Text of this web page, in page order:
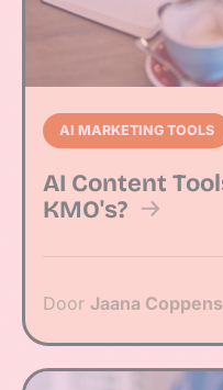
AI MARKETING TOOLS
AI Content
KMO's?
Door Jaana Coppens